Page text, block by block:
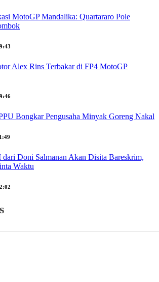
MotoGP Mandalika: Quartararo Pole
Alex Rins Terbakar di FP4 MotoGP
Bongkar Pengusaha Minyak Goreng Nakal
Doni Salmanan Akan Disita Bareskrim,
Waktu